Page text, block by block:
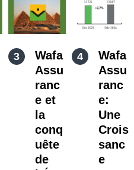
Wafa
Assu
ranc
e et
la
conq
uête
de
Wafa
Assu
ranc
e:
Une
Crois
sanc
e